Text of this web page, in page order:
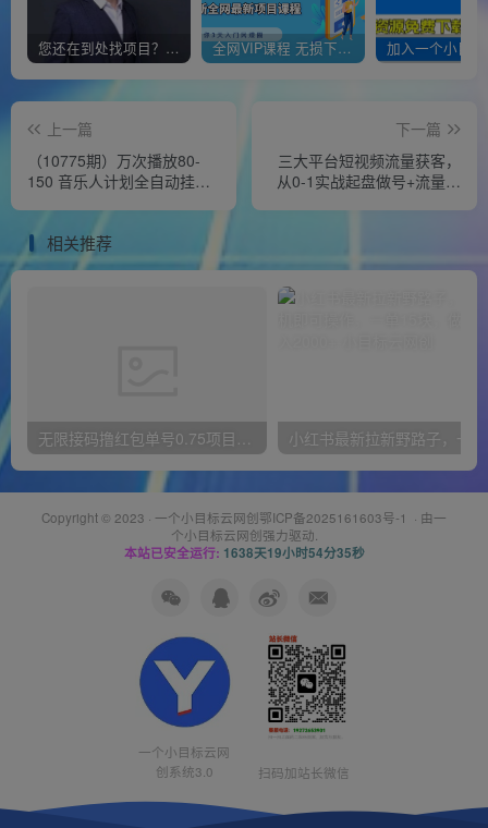
您还在到处找项目？还在当韭菜？我靠经营“一个小目标网创商城”年入百W+，曾经我也负债累累! 全网VIP课程 无损下载~
上一篇
（10775期）万次播放80-
150 音乐人计划全自动挂机
下一篇
三大平台短视频流量获客，
从0-1实战起盘做号+流量创
相关推荐
无限接码撸红包单号0.75项目无偿分享给你【揭秘】
Copyright © 2023 · 一个小目标云网创鄂ICP备2025161603号-1 · 由一
个小目标云网创强力驱动.
本站已安全运行: 1638天19小时54分36秒
一个小目标云网
创系统3.0
扫码加站长微信